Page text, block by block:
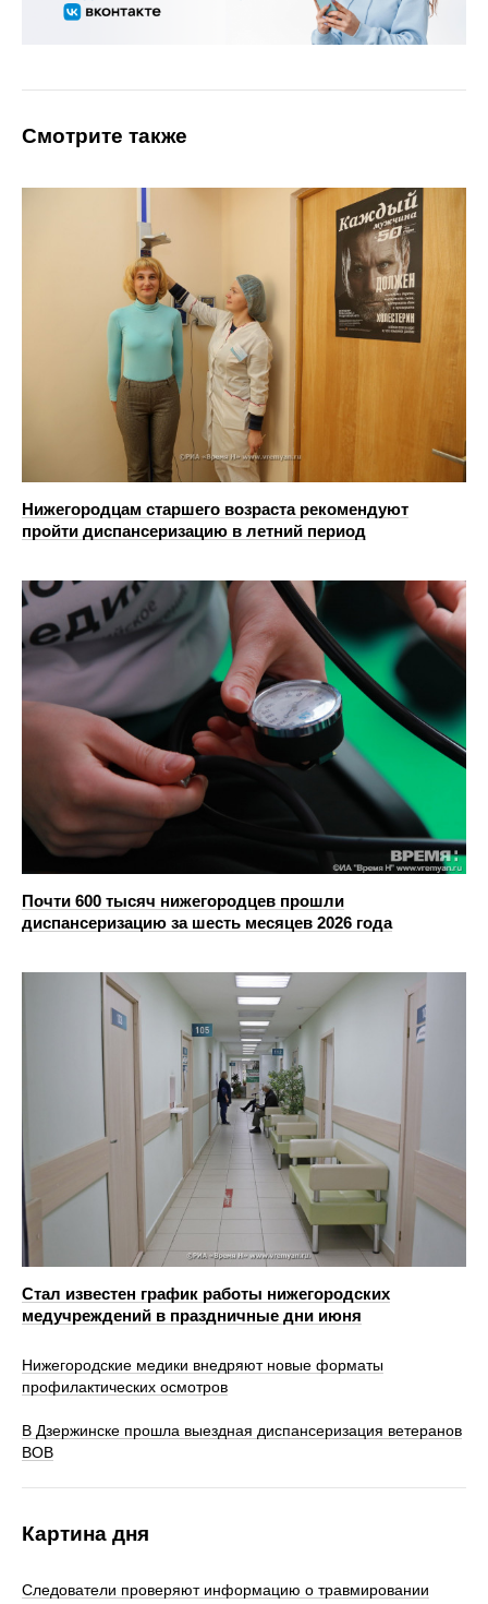
Смотрите также
Нижегородцам старшего возраста рекомендуют
пройти диспансеризацию в летний период
Почти 600 тысяч нижегородцев прошли
диспансеризацию за шесть месяцев 2026 года
Стал известен график работы нижегородских
медучреждений в праздничные дни июня
Нижегородские медики внедряют новые форматы
профилактических осмотров
В Дзержинске прошла выездная диспансеризация ветеранов
ВОВ
Картина дня
Следователи проверяют информацию о травмировании